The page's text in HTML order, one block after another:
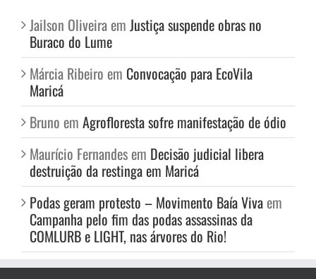
Jailson Oliveira em Justiça suspende obras no
Buraco do Lume
Márcia Ribeiro em Convocação para EcoVila
Maricá
Bruno em Agrofloresta sofre manifestação de ódio
Maurício Fernandes em Decisão judicial libera
destruição da restinga em Maricá
Podas geram protesto – Movimento Baía Viva em
Campanha pelo fim das podas assassinas da
COMLURB e LIGHT, nas árvores do Rio!